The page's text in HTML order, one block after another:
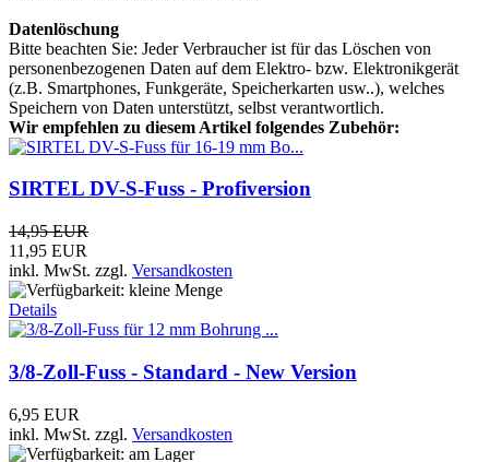
Datenlöschung
Bitte beachten Sie: Jeder Verbraucher ist für das Löschen von
personenbezogenen Daten auf dem Elektro- bzw. Elektronikgerät
(z.B. Smartphones, Funkgeräte, Speicherkarten usw..), welches
Speichern von Daten unterstützt, selbst verantwortlich.
Wir empfehlen zu diesem Artikel folgendes Zubehör:
SIRTEL DV-S-Fuss - Profiversion
14,95 EUR
11,95 EUR
inkl. MwSt. zzgl. Versandkosten
Details
3/8-Zoll-Fuss - Standard - New Version
6,95 EUR
inkl. MwSt. zzgl. Versandkosten